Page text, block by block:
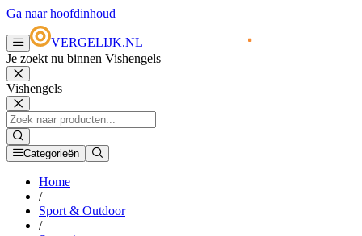
Ga naar hoofdinhoud
VERGELIJK.NL
Je zoekt nu binnen Vishengels
Vishengels
Categorieën
Home
/
Sport & Outdoor
/